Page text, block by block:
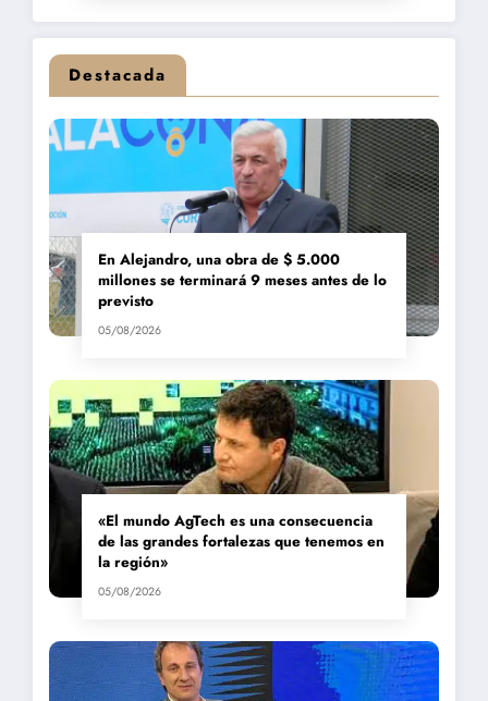
Destacada
En Alejandro, una obra de $ 5.000
millones se terminará 9 meses antes de lo
previsto
05/08/2026
«El mundo AgTech es una consecuencia
de las grandes fortalezas que tenemos en
la región»
05/08/2026